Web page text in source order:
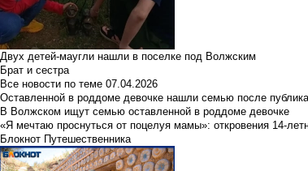
Двух детей-маугли нашли в поселке под Волжским
Брат и сестра
Все новости по теме 07.04.2026
Оставленной в роддоме девочке нашли семью после
В Волжском ищут семью оставленной в роддоме девочке
«Я мечтаю проснуться от поцелуя мамы»: откровения 14-
Блокнот Путешественника